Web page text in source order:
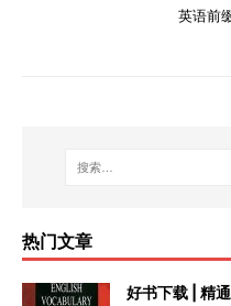
英语前
热门文章
好书下载 | 精